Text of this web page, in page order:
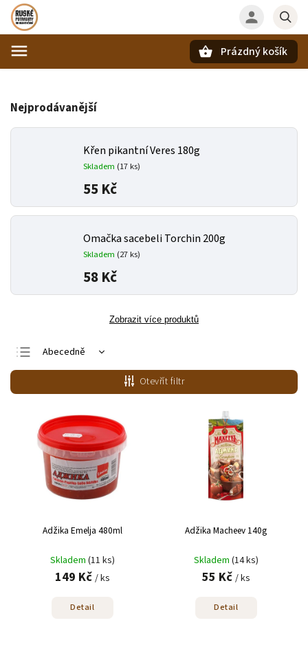
Prázdný košík
Nejprodávanější
Křen pikantní Veres 180g
Skladem (17 ks)
55 Kč
Omačka sacebeli Torchin 200g
Skladem (27 ks)
58 Kč
Zobrazit více produktů
Abecedně
Nejlevnější
Nejdražší
Nejprodávanější
Otevřít filtr
Adžika Emelja 480ml
Skladem (11 ks)
149 Kč / ks
Detail
Adžika Macheev 140g
Skladem (14 ks)
55 Kč / ks
Detail